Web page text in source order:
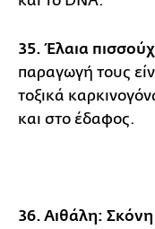
35. Έλαια
παραγωγή τους
τοξικά
και στο έδαφος.
36. Αιθάλη: